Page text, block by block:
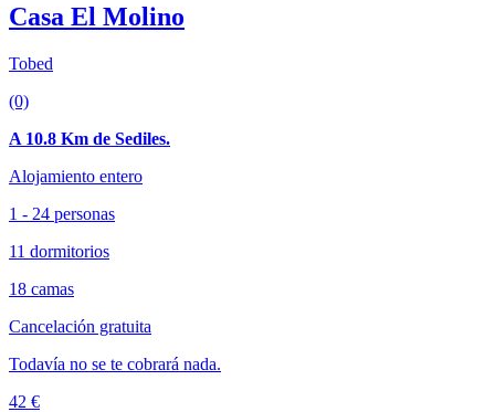
Casa El Molino
Tobed
(0)
A 10.8 Km de Sediles.
Alojamiento entero
1 - 24 personas
11 dormitorios
18 camas
Cancelación gratuita
Todavía no se te cobrará nada.
42 €